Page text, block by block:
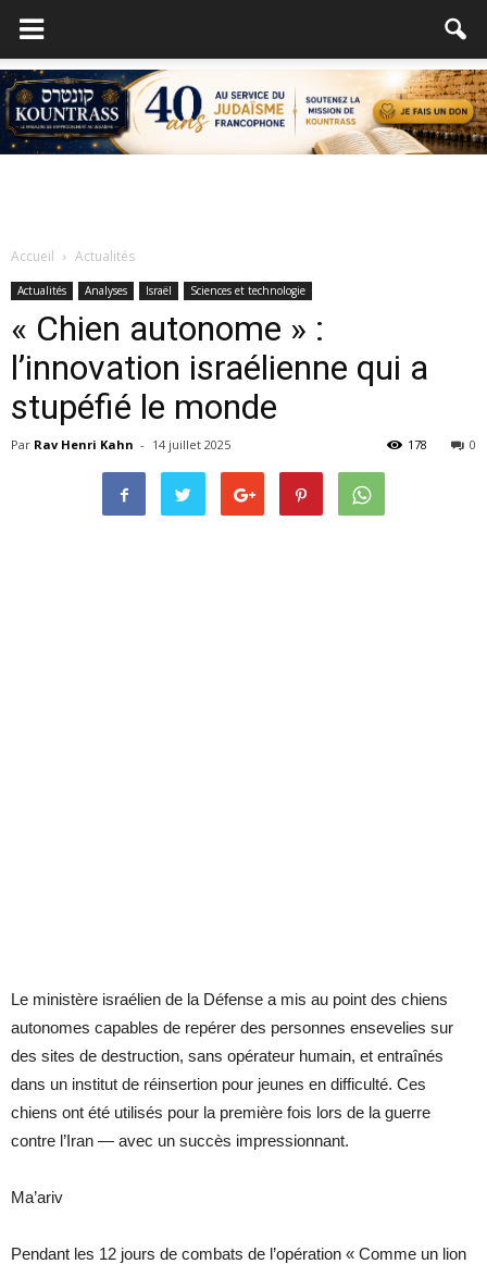
Accueil Actualités
Actualités Analyses Israël Sciences et technologie
« Chien autonome » :
l’innovation israélienne qui a
stupéfié le monde
Par Rav Henri Kahn - 14 juillet 2025 0
178
Le ministère israélien de la Défense a mis au point des chiens
autonomes capables de repérer des personnes ensevelies sur
des sites de destruction, sans opérateur humain, et entraînés
dans un institut de réinsertion pour jeunes en difficulté. Ces
chiens ont été utilisés pour la première fois lors de la guerre
contre l’Iran — avec un succès impressionnant.
Ma’ariv
Pendant les 12 jours de combats de l’opération « Comme un lion